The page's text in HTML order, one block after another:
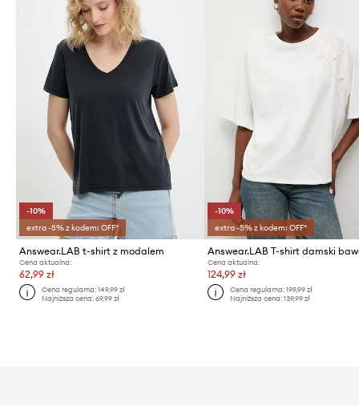
-10%
extra -5% z kodem: OFF*
Answear.LAB t-shirt z modalem
Cena aktualna:
62,99 zł
Cena regularna:149,99 zł
Najniższa cena:69,99 zł
-10%
extra -5% z kodem: OFF*
Cena aktualna:
124,99 zł
Cena regularna: 199,99 zł
Najniższa cena: 139,99 zł